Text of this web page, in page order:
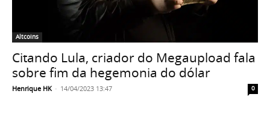
Altcoins
Citando Lula, criador do Megaupload fala
sobre fim da hegemonia do dólar
Henrique HK - 14/04/2023 13:47 0